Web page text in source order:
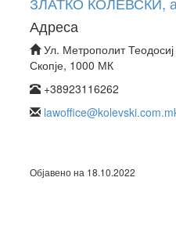
Адреса
Ул. Метрополит
Скопје, 1000 МК
+38923116262
Објавено на 18.10.2022